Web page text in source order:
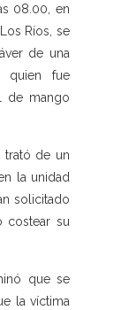
08.00, en
Ríos, se
de una
quien fue
de mango
trató de un
la unidad
solicitado
costear su
que se
la víctima